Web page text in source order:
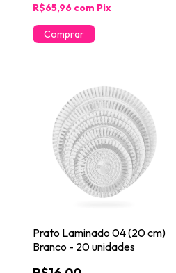
R$65,96 com Pix
Prato Laminado 04 (20 cm)
Branco - 20 unidades